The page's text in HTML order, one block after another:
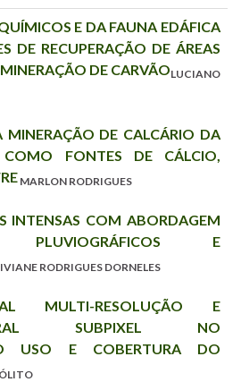
E DA FAUNA EDÁFICA
DE RECUPERAÇÃO DE ÁREAS
DE CARVÃOLUCIANO
MINERAÇÃO DE CALCÁRIO DA
FONTES DE CÁLCIO,
MARLON RODRIGUES
INTENSAS COM ABORDAGEM
E
RODRIGUES DORNELES
MULTI-RESOLUÇÃO E
SUBPIXEL NO
USO E COBERTURA DO